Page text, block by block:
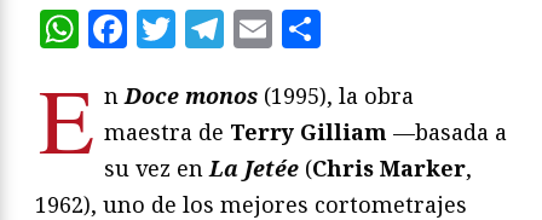
WhatsApp
Facebook
Twitter
Telegram
Email
E n Doce monos (1995), la obra
maestra de Terry Gilliam —basada a
su vez en La Jetée (Chris Marker,
1962), uno de los mejores cortometrajes